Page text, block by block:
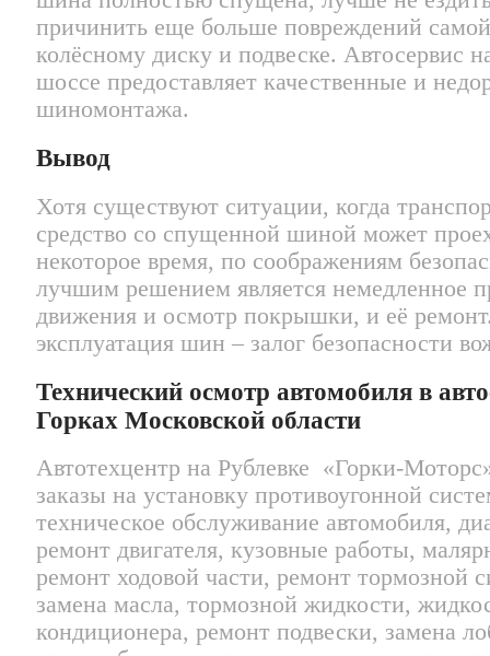
причинить еще больше повреждений
колёсному диску и подвеске. Автосервис
шоссе предоставляет качественные и
шиномонтажа.
Вывод
Хотя существуют ситуации, когда
средство со спущенной шиной может
некоторое время, по соображениям
лучшим решением является немедленное
движения и осмотр покрышки, и её
эксплуатация шин – залог безопасности
Технический осмотр автомобиля в
Горках Московской области
Автотехцентр на Рублевке «Горки-
заказы на установку противоугонной
техническое обслуживание автомобиля,
ремонт двигателя, кузовные работы,
ремонт ходовой части, ремонт тормозной
замена масла, тормозной жидкости,
кондиционера, ремонт подвески, замена